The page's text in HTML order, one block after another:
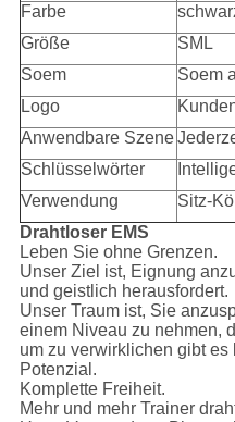
Farbe
Größe
SML
Soem
Soem
Logo
Anwendbare Szene
Schlüsselwörter
Verwendung
Sitz-
Drahtloser EMS
Leben Sie ohne Grenzen.
Unser Ziel ist, Eignung
und geistlich herausfordert.
Unser Traum ist, Sie
einem Niveau zu nehmen,
um zu verwirklichen gibt
Potenzial.
Komplette Freiheit.
Mehr und mehr Trainer